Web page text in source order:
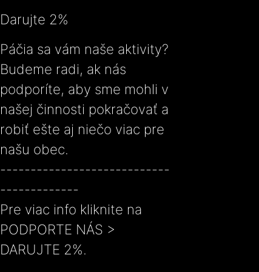
Darujte 2%
Páčia sa vám naše aktivity?
Budeme radi, ak nás
podporíte, aby sme mohli v
našej činnosti pokračovať a
robiť ešte aj niečo viac pre
našu obec.
----------------------------
-------------
Pre viac info kliknite na
PODPORTE NÁS >
DARUJTE 2%.